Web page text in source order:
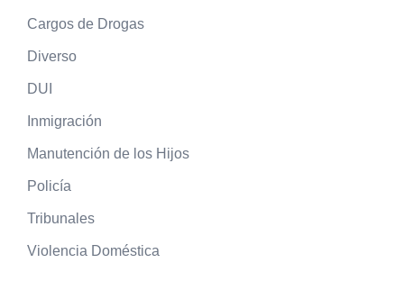
Cargos de Drogas
Diverso
DUI
Inmigración
Manutención de los Hijos
Policía
Tribunales
Violencia Doméstica